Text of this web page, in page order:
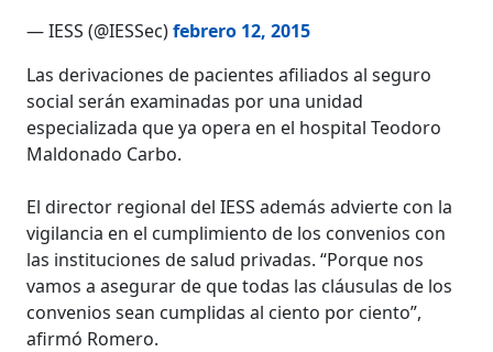
— IESS (@IESSec)febrero 12, 2015
Las derivaciones de pacientes afiliados al seguro
social serán examinadas por una unidad
especializada que ya opera en el hospital Teodoro
Maldonado Carbo.
El director regional del IESS además advierte con la
vigilancia en el cumplimiento de los convenios con
las instituciones de salud privadas. “Porque nos
vamos a asegurar de que todas las cláusulas de los
convenios sean cumplidas al ciento por ciento”,
afirmó Romero.